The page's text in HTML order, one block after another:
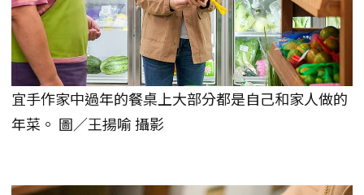
宜手作家中過年的餐桌上大部分都是自己和家人做的
年菜。 圖／王揚喻 攝影